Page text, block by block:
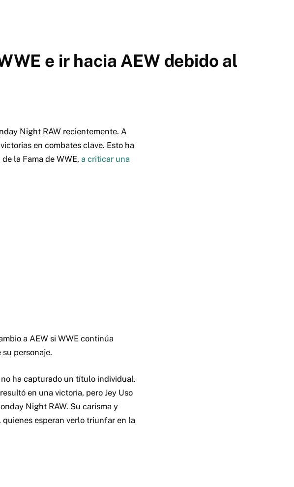
e ir hacia AEW debido al
Night RAW recientemente. A
en combates clave. Esto ha
la Fama de WWE, a criticar una
a AEW si WWE continúa
personaje.
ha capturado un título individual.
en una victoria, pero Jey Uso
Night RAW. Su carisma y
esperan verlo triunfar en la